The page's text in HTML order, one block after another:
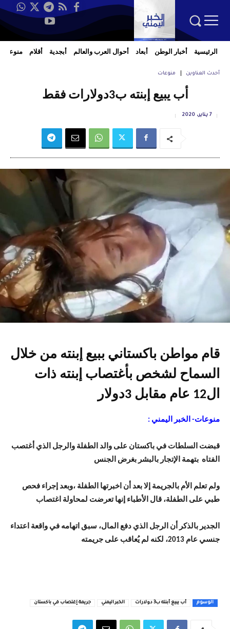
الرئيسية أخبار الوطن أبعاد أحوال العرب والعالم أبجدية أقلام منوعات
أحدث العناوين منوعات
أب يبيع إبنته ب3دولارات فقط
7 يناير، 2020
قام مواطن باكستاني ببيع إبنته من خلال
السماح لشخص بأغتصاب إبنته ذات
ال12 عام مقابل 3دولار
منوعات- الخبر اليمني :
قبضت السلطات في باكستان على والد الطفلة والرجل الذي أغتصب
الفتاه بتهمة الإتجار بالبشر بغرض الجنس
ولم تعلم الأم بالجريمة إلا بعد أن اخبرتها الطفلة ،وبعد إجراء فحص
طبي على الطفلة، قال الأطباء إنها تعرضت لمحاولة اغتصاب
الجدير بالذكر أن الرجل الذي دفع المال، سبق اتهامه في واقعة اعتداء
جنسي عام 2013، لكنه لم يُعاقب على جريمته
الوسوم أب يبيع أبنته ب3 دولارات الخبر اليمني جريمة إغتصاب في باكستان